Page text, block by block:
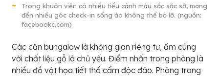
Trong khuôn viên có nhiều tiểu cảnh màu sắc sặc sỡ, mang
đến nhiều góc check-in sống ảo không thể bỏ lỡ. (nguồn:
facebookc.com)
Các căn bungalow là không gian riêng tư, ấm cúng
với chất liệu gỗ là chủ yếu. Điểm nhấn trong phòng là
nhiều đồ vật họa tiết thổ cẩm độc đáo. Phòng trang